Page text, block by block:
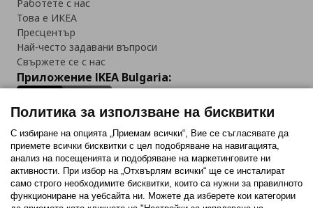
Работете с нас
Това е ИКЕА
Пресцентър
Най-често задавани въпроси
Свържете се с нас
Приложение IKEA Bulgaria:
Последвайте ни:
FacebookTwitterYoutubePinterestInstagram
Политика за използване на бисквитки
С избиране на опцията „Приемам всички“, Вие се съгласявате да
приемете всички бисквитки с цел подобряване на навигацията,
анализ на посещенията и подобряване на маркетинговите ни
активности. При избор на „Отхвърлям всички“ ще се инсталират
само строго необходимитe бисквитки, които са нужни за правилното
функциониране на уебсайта ни. Можете да изберете кои категории